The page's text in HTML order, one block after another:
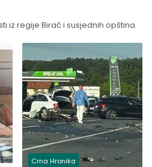
iz regije Birač i susjednih opština.
Crna Hronika